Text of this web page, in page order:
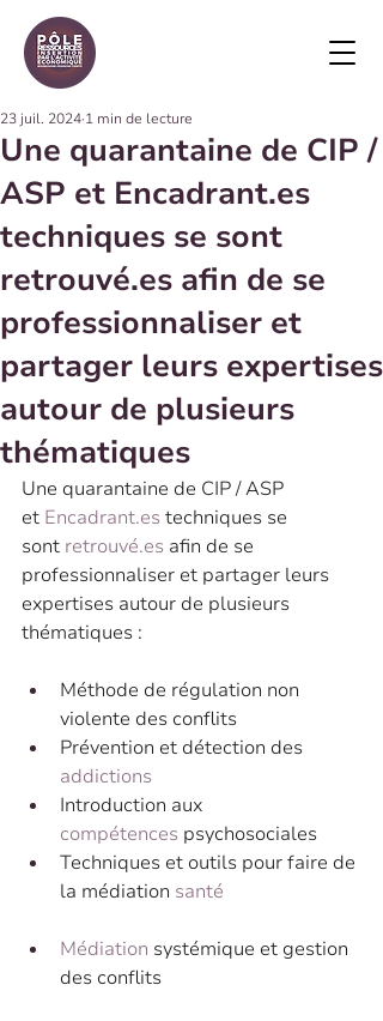
Une quarantaine de CIP /
ASP et Encadrant.es
techniques se sont
retrouvé.es afin de se
professionnaliser et
partager leurs expertises
autour de plusieurs
thématiques
23 juil. 2024 1 min de lecture
Une quarantaine de CIP / ASP
et Encadrant.es techniques se
sont retrouvé.es afin de se
professionnaliser et partager leurs
expertises autour de plusieurs
thématiques :
Méthode de régulation non
violente des conflits
Prévention et détection des
addictions
Introduction aux
compétences psychosociales
Techniques et outils pour faire de
la médiation santé
Médiation systémique et gestion
des conflits